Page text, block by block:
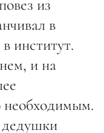
из
в
институт.
и на
необходимым.